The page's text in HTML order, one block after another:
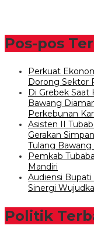
Pos-pos
Perkuat
Dorong Sektor
Di Grebek Saat
Bawang
Perkebunan
Asisten II
Gerakan
Tulang Bawang
Pemkab
Mandiri
Audiensi
Sinergi
Politik